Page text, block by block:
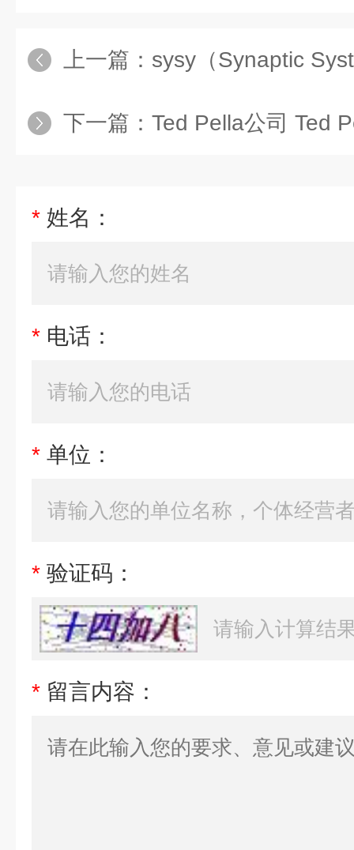
上一篇： sysy（Synaptic Systems）公司
下一篇： Ted Pella公司 Ted
* 姓名：
* 电话：
* 单位：
* 验证码：
* 留言内容：